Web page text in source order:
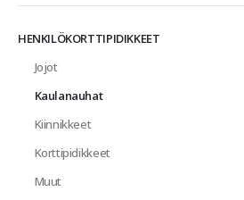
HENKILÖKORTTIPIDIKKEET
Jojot
Kaulanauhat
Kiinnikkeet
Korttipidikkeet
Muut